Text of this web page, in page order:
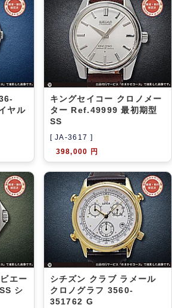
ヤル
キングセイコー クロノメー
ター Ref.49999 最初期型
SS
[ JA-3617 ]
398,000 円
エー
シ
シチズン クラブ ラメール
クロノグラフ 3560-
351762 G